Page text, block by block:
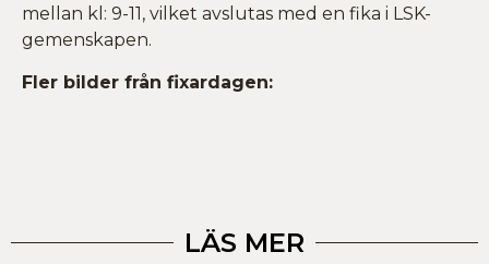
mellan kl: 9-11, vilket avslutas med en fika i LSK-
gemenskapen.
Fler bilder från fixardagen:
LÄS MER